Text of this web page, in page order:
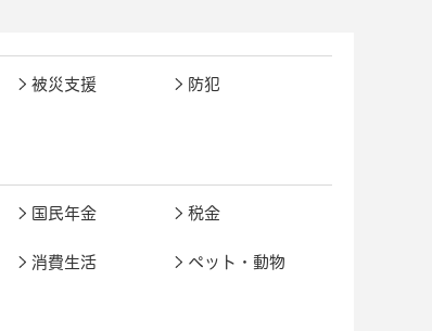
被災支援 防犯
国民年金 税金
消費生活 ペット・動物